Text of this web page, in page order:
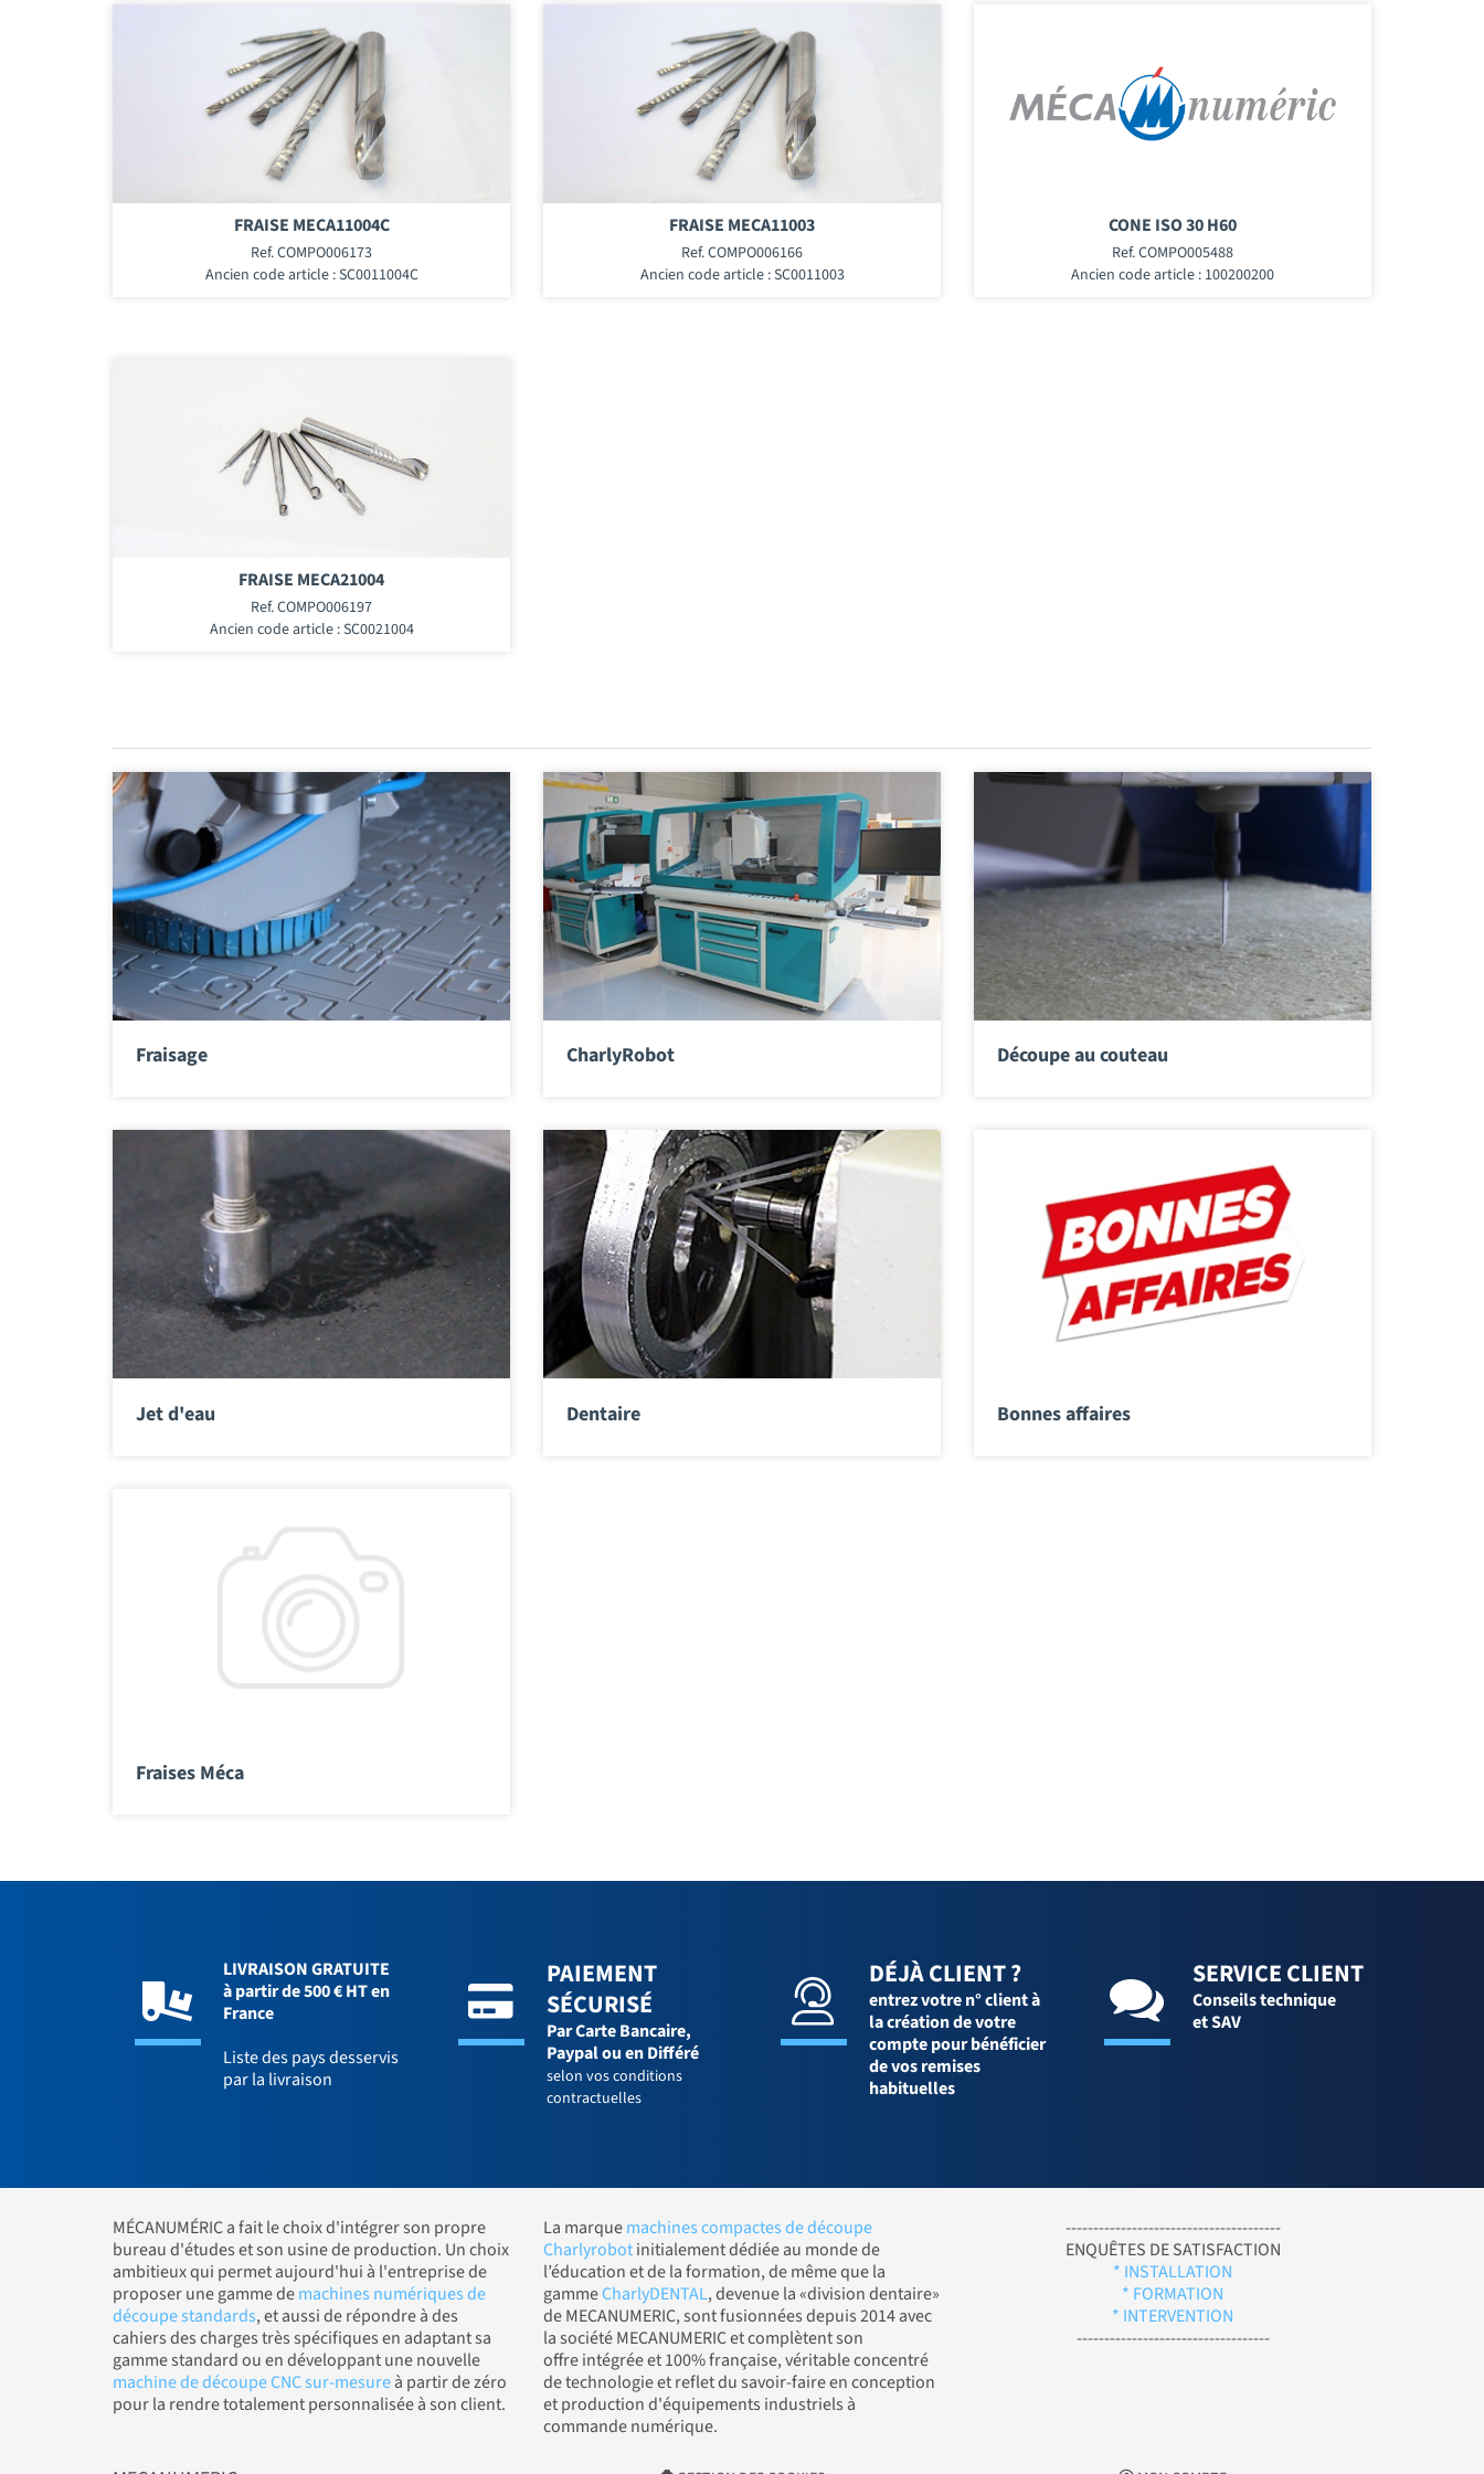
FRAISE MECA11004C
Ref. COMPO006173
Ancien code article : SC0011004C
FRAISE MECA11003
Ref. COMPO006166
Ancien code article : SC0011003
CONE ISO 30 H60
Ref. COMPO005488
Ancien code article : 100200200
FRAISE MECA21004
Ref. COMPO006197
Ancien code article : SC0021004
Fraisage CharlyRobot Découpe au couteau
Jet d'eau Dentaire Bonnes affaires
Fraises Méca
LIVRAISON GRATUITE
à partir de 500 € HT en
France
Liste des pays desservis
par la livraison
PAIEMENT
SÉCURISÉ
Par Carte Bancaire,
Paypal ou en Différé
selon vos conditions
contractuelles
DÉJÀ CLIENT ?
entrez votre n° client à
la création de votre
compte pour bénéficier
de vos remises
habituelles
SERVICE CLIENT
Conseils technique
et SAV
MÉCANUMÉRIC a fait le choix d'intégrer son propre
bureau d'études et son usine de production. Un choix
ambitieux qui permet aujourd'hui à l'entreprise de
proposer une gamme demachines numériques de
découpe standards, et aussi de répondre à des
cahiers des charges très spécifiques en adaptant sa
gamme standard ou en développant une nouvelle
machine de découpe CNC sur-mesureà partir de zéro
pour la rendre totalement personnalisée à son client.
La marquemachines compactes de découpe
Charlyrobotinitialement dédiée au monde de
l’éducation et de la formation, de même que la
gammeCharlyDENTAL, devenue la «division dentaire»
de MECANUMERIC, sont fusionnées depuis 2014 avec
la société MECANUMERIC et complètent son
offre intégrée et 100% française, véritable concentré
de technologie et reflet du savoir-faire en conception
et production d'équipements industriels à
commande numérique.
---------------------------------------
ENQUÊTES DE SATISFACTION
* INSTALLATION
* FORMATION
* INTERVENTION
-----------------------------------